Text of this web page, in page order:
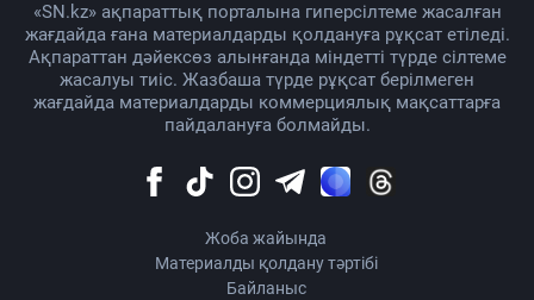
«SN.kz» ақпараттық порталына гиперсілтеме жасалған
жағдайда ғана материалдарды қолдануға рұқсат етіледі.
Ақпараттан дәйексөз алынғанда міндетті түрде сілтеме
жасалуы тиіс. Жазбаша түрде рұқсат берілмеген
жағдайда материалдарды коммерциялық мақсаттарға
пайдалануға болмайды.
Жоба жайында
Материалды қолдану тәртібі
Байланыс